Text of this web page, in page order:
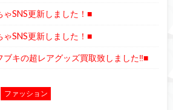
ゃSNS更新しました！■
ゃSNS更新しました！■
ブキの超レアグッズ買取致しました‼■
ファッション